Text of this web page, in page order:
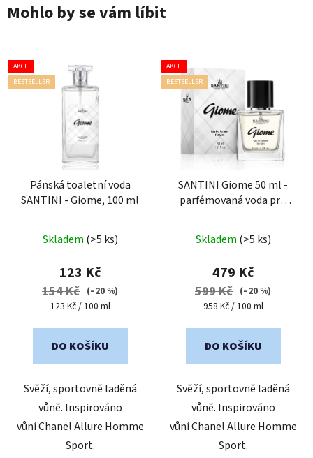
Mohlo by se vám líbit
AKCE
BESTSELLER
Pánská toaletní voda
SANTINI - Giome, 100 ml
hodnocení
produktu
je
5,0
5
Skladem (>5 ks)
123 Kč
154 Kč (–20 %)
Měrná
123 Kč / 100 ml
DO KOŠÍKU
Svěží, sportovně laděná
vůně. Inspirováno
vůní Chanel Allure Homme
Sport.
AKCE
BESTSELLER
SANTINI Giome 50 ml -
parfémovaná voda pro
hodnocení
produktu
je
5,0
5
Skladem (>5 ks)
479 Kč
599 Kč (–20 %)
Měrná
958 Kč / 100 ml
DO KOŠÍKU
Svěží, sportovně laděná
vůně. Inspirováno
vůní Chanel Allure Homme
Sport.